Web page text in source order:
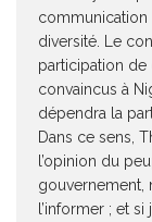
communication
diversité. Le
participation de
convaincus à
dépendra la
Dans ce sens,
l’opinion du
gouvernement,
l’informer ; et